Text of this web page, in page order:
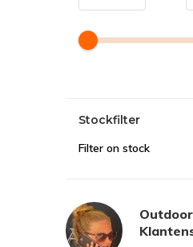
Stockfilter
Filter on stock